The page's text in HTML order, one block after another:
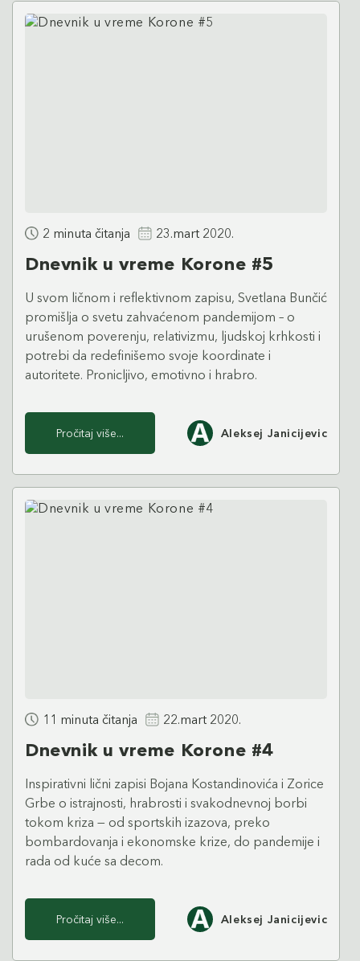
2 minuta čitanja 23.mart 2020.
Dnevnik u vreme Korone #5
U svom ličnom i reflektivnom zapisu, Svetlana Bunčić
promišlja o svetu zahvaćenom pandemijom – o
urušenom poverenju, relativizmu, ljudskoj krhkosti i
potrebi da redefinišemo svoje koordinate i
autoritete. Pronicljivo, emotivno i hrabro.
Pročitaj više... Aleksej Janicijevic
11 minuta čitanja 22.mart 2020.
Dnevnik u vreme Korone #4
Inspirativni lični zapisi Bojana Kostandinovića i Zorice
Grbe o istrajnosti, hrabrosti i svakodnevnoj borbi
tokom kriza — od sportskih izazova, preko
bombardovanja i ekonomske krize, do pandemije i
rada od kuće sa decom.
Pročitaj više... Aleksej Janicijevic